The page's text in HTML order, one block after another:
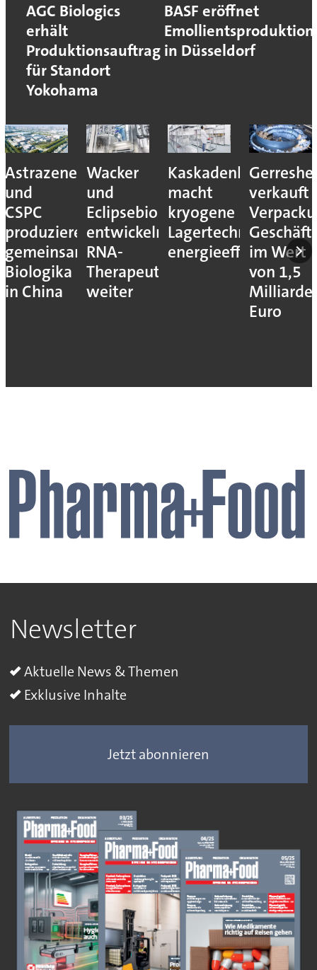
AGC Biologics
erhält
Produktionsauftrag
für Standort
Yokohama
BASF eröffnet
Emollientsproduktion
in Düsseldorf
Astrazeneca
und
CSPC
produzieren
gemeinsam
Biologika
in China
Wacker
und
Eclipsebio
entwickeln
RNA-
Therapeutika
weiter
Kaskadenkonzept
macht
kryogene
Lagertechnik
energieeffizienter
verkauft
im Wert
von 1,5
Euro
Newsletter
Aktuelle News & Themen
Exklusive Inhalte
Jetzt abonnieren